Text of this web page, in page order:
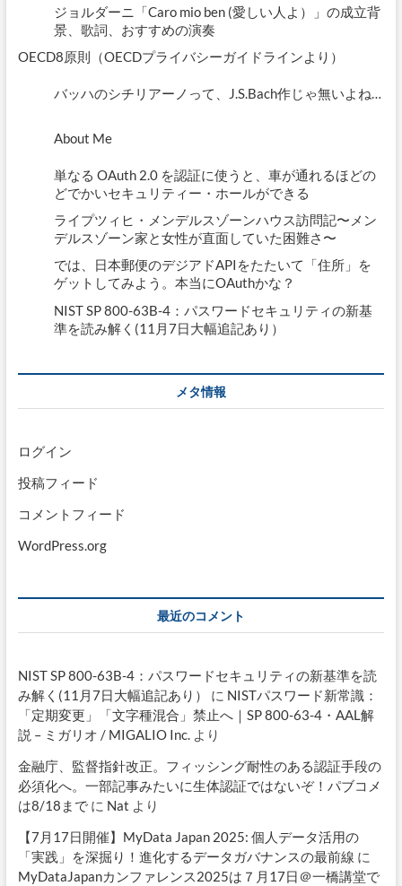
ジョルダーニ「Caro mio ben (愛しい人よ）」の成立背
景、歌詞、おすすめの演奏
OECD8原則（OECDプライバシーガイドラインより）
バッハのシチリアーノって、J.S.Bach作じゃ無いよね…
About Me
単なる OAuth 2.0 を認証に使うと、車が通れるほどの
どでかいセキュリティー・ホールができる
ライプツィヒ・メンデルスゾーンハウス訪問記〜メン
デルスゾーン家と女性が直面していた困難さ〜
では、日本郵便のデジアドAPIをたたいて「住所」を
ゲットしてみよう。本当にOAuthかな？
NIST SP 800-63B-4：パスワードセキュリティの新基
準を読み解く(11月7日大幅追記あり）
メタ情報
ログイン
投稿フィード
コメントフィード
WordPress.org
最近のコメント
NIST SP 800-63B-4：パスワードセキュリティの新基準を読
み解く(11月7日大幅追記あり）
に NISTパスワード新常識：
「定期変更」「文字種混合」禁止へ｜SP 800-63-4・AAL解
説 – ミガリオ / MIGALIO Inc.より
金融庁、監督指針改正。フィッシング耐性のある認証手段の
必須化へ。一部記事みたいに生体認証ではないぞ！パブコメ
は8/18までに Nat より
【7月17日開催】MyData Japan 2025: 個人データ活用の
「実践」を深掘り！進化するデータガバナンスの最前線 に
MyDataJapanカンファレンス2025は７月17日＠一橋講堂で